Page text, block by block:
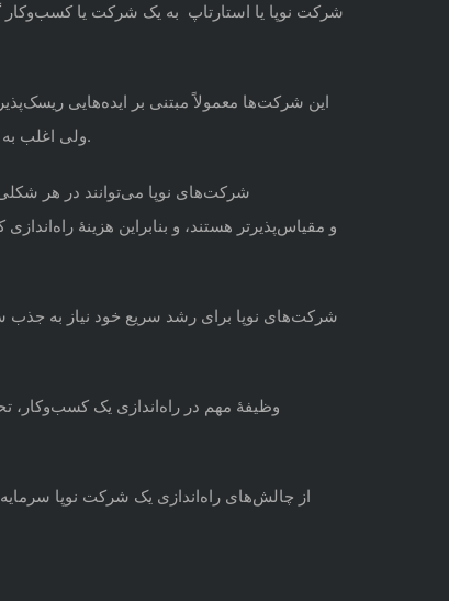
شرکت نوپا یا استارتاپ به یک شرکت یا کسب‌وکار
این شرکت‌ها معمولاً مبتنی بر ایده‌هایی
ولی اغلب به شرکت‌هایی گفته می‌شود که رشد سریعی دارند و در زمینه تکنولوژی فعالیت می‌کنند. شرکت‌های نوپا در دورهٔ حباب دات کام محبوب شدند.
شرکت‌های نوپا می‌توانند در هر
و مقیاس‌پذیرتر هستند، و بنابراین هزینهٔ
شرکت‌های نوپا برای رشد سریع خود نیاز به جذب
وظیفهٔ مهم در راه‌اندازی یک
از چالش‌های راه‌اندازی یک شرکت نوپا